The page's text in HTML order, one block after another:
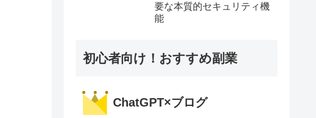
要な本質的セキュリティ機
能
初心者向け！おすすめ副業
ChatGPT×ブログ